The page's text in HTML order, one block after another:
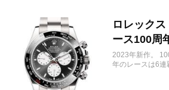
ロレック
ース100周
2023年新作。
年のレースは6連